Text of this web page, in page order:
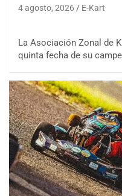
4 agosto, 2026 E-Kart
La Asociación Zonal de
quinta fecha de su